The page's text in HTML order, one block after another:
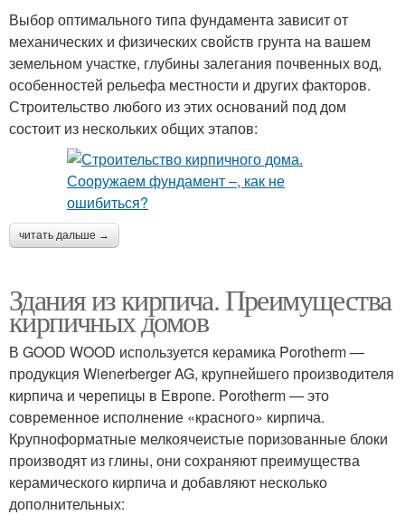
Выбор оптимального типа фундамента зависит от
механических и физических свойств грунта на вашем
земельном участке, глубины залегания почвенных вод,
особенностей рельефа местности и других факторов.
Строительство любого из этих оснований под дом
состоит из нескольких общих этапов:
читать дальше →
Здания из кирпича. Преимущества
кирпичных домов
В GOOD WOOD используется керамика Porotherm —
продукция Wienerberger AG, крупнейшего производителя
кирпича и черепицы в Европе. Porotherm — это
современное исполнение «красного» кирпича.
Крупноформатные мелкоячеистые поризованные блоки
производят из глины, они сохраняют преимущества
керамического кирпича и добавляют несколько
дополнительных: